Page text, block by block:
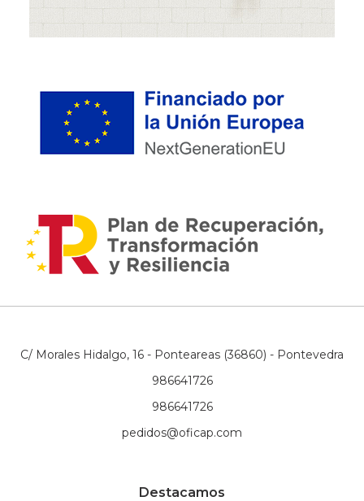
C/ Morales Hidalgo, 16 - Ponteareas (36860) - Pontevedra
986641726
986641726
pedidos@oficap.com
Destacamos